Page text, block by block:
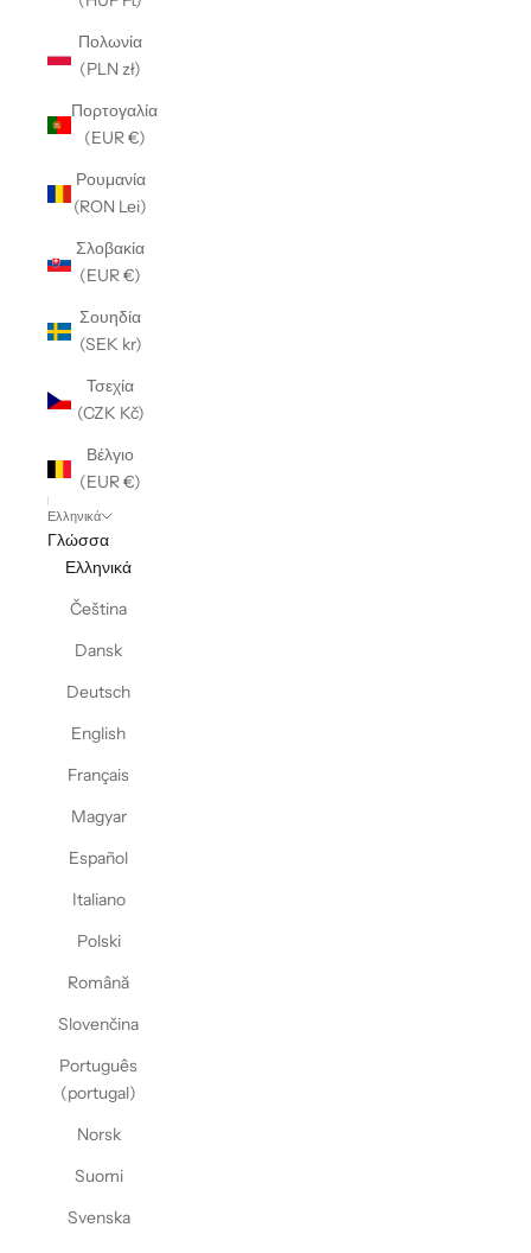
Πολωνία
(PLN zł)
Πορτογαλία
(EUR €)
Ρουμανία
(RON Lei)
Σλοβακία
(EUR €)
Σουηδία
(SEK kr)
Τσεχία
(CZK Kč)
Βέλγιο
(EUR €)
Ελληνικά
Γλώσσα
Ελληνικά
Čeština
Dansk
Deutsch
English
Français
Magyar
Español
Italiano
Polski
Română
Slovenčina
Português
(portugal)
Norsk
Suomi
Svenska